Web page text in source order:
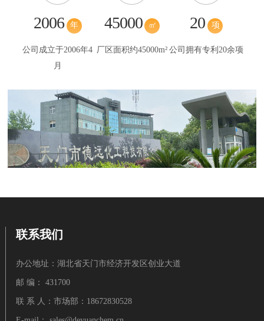
2006 年
公司成立于2006年4
月
45000 ㎡
厂区面积约45000m²
20 项
公司拥有专利20余项
联系我们
办公地址：湖北省天门市经济开发区创业大道
邮 编： 431700
联 系 人：市场部：18672830528